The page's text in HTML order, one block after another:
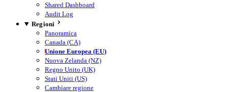
Shared Dashboard
Audit Log
Regioni
Panoramica
Canada (CA)
Unione Europea (EU)
Nuova Zelanda (NZ)
Regno Unito (UK)
Stati Uniti (US)
Cambiare regione